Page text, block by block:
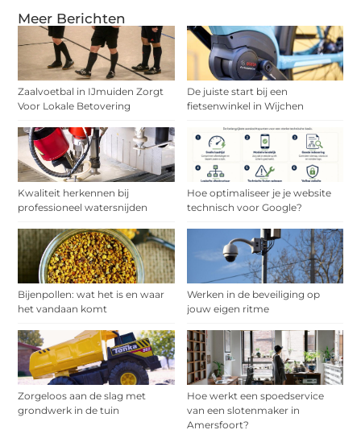
Meer Berichten
Zaalvoetbal in IJmuiden Zorgt
Voor Lokale Betovering
De juiste start bij een
fietsenwinkel in Wijchen
Kwaliteit herkennen bij
professioneel watersnijden
Hoe optimaliseer je je website
technisch voor Google?
Bijenpollen: wat het is en waar
het vandaan komt
Werken in de beveiliging op
jouw eigen ritme
Zorgeloos aan de slag met
grondwerk in de tuin
Hoe werkt een spoedservice
van een slotenmaker in
Amersfoort?